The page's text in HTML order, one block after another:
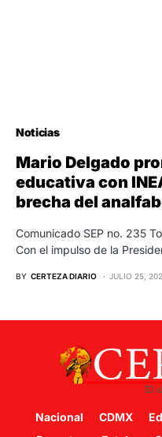
Noticias
Mario Delgado
educativa con
brecha del
Comunicado SEP no. 235
Con el impulso de la
BY CERTEZA DIARIO JULIO 25,
Nacional CDMX